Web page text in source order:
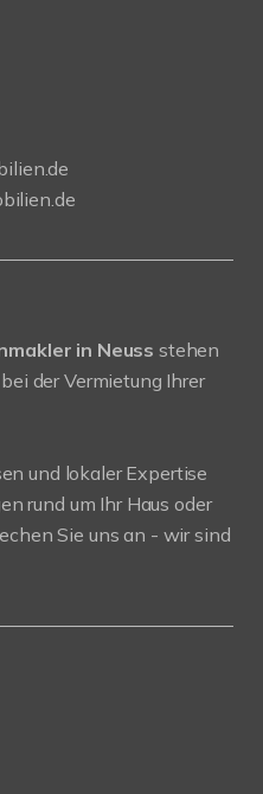
in Neuss stehen
der Vermietung Ihrer
und lokaler Expertise
rund um Ihr Haus oder
Sie uns an - wir sind